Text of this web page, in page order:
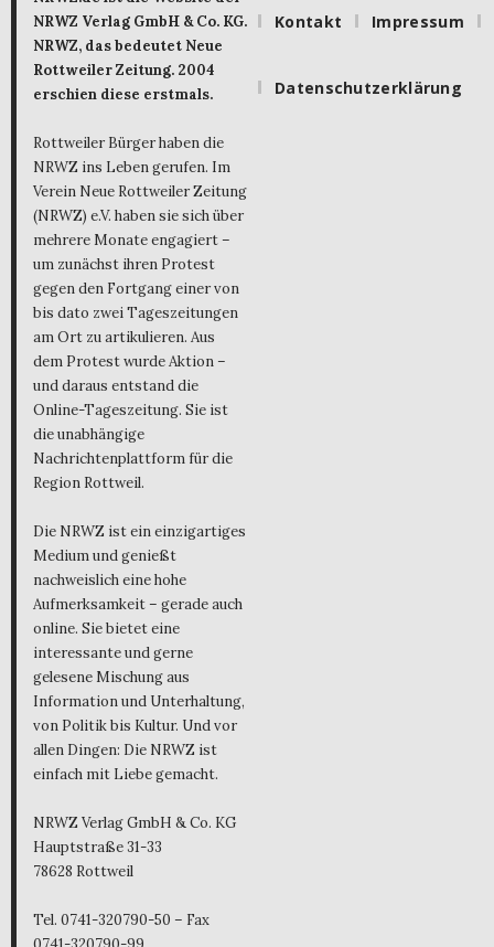
NRWZ Verlag GmbH & Co. KG.
NRWZ, das bedeutet Neue
Rottweiler Zeitung. 2004
erschien diese erstmals.
Rottweiler Bürger haben die
NRWZ ins Leben gerufen. Im
Verein Neue Rottweiler Zeitung
(NRWZ) e.V. haben sie sich über
mehrere Monate engagiert –
um zunächst ihren Protest
gegen den Fortgang einer von
bis dato zwei Tageszeitungen
am Ort zu artikulieren. Aus
dem Protest wurde Aktion –
und daraus entstand die
Online-Tageszeitung. Sie ist
die unabhängige
Nachrichtenplattform für die
Region Rottweil.
Die NRWZ ist ein einzigartiges
Medium und genießt
nachweislich eine hohe
Aufmerksamkeit – gerade auch
online. Sie bietet eine
interessante und gerne
gelesene Mischung aus
Information und Unterhaltung,
von Politik bis Kultur. Und vor
allen Dingen: Die NRWZ ist
einfach mit Liebe gemacht.
NRWZ Verlag GmbH & Co. KG
Hauptstraße 31-33
78628 Rottweil
Tel. 0741-320790-50 – Fax
Kontakt Impressum
Datenschutzerklärung